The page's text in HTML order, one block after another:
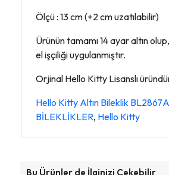
Ölçü : 13 cm (+2 cm uzatılabilir)
Ürünün tamamı 14 ayar altın
el işçiliği uygulanmıştır.
Orjinal Hello Kitty Lisanslı
Hello Kitty Altın Bileklik BL2867A
BİLEKLİKLER, Hello Kitty
Bu Ürünler de İlginizi Çekebilir